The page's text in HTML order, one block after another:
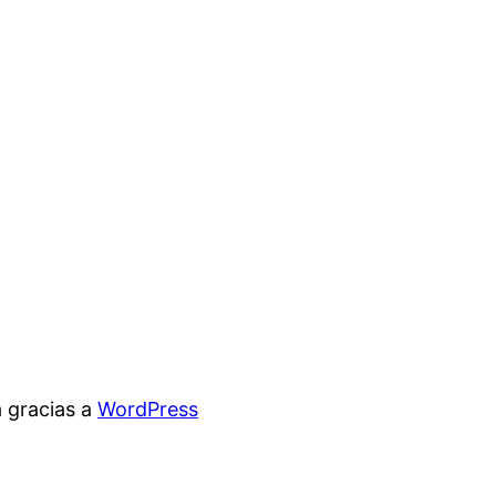
gracias aWordPress